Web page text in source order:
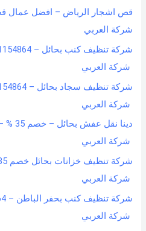
قص اشجار الرياض – افضل عمال
شركة العربي
شركة العربي
شركة العربي
شركة العربي
شركة العربي
شركة العربي